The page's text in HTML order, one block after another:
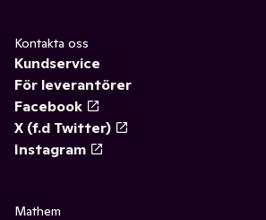
Kontakta oss
Kundservice
För leverantörer
Facebook
X (f.d Twitter)
Instagram
Mathem